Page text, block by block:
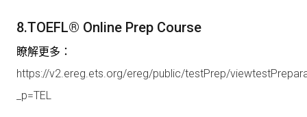
8.TOEFL® Online Prep Course
瞭解更多：
https://v2.ereg.ets.org/ereg/public/testPrep/
_p=TEL